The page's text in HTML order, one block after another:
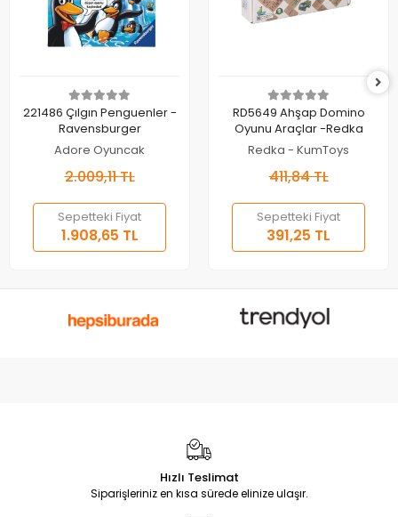
Sepete Ekle
221486 Çılgın Penguenler -
Ravensburger
Adore Oyuncak
2.009,11 TL
Sepetteki Fiyat
1.908,65 TL
Sepete Ekle
RD5649 Ahşap Domino
Oyunu Araçlar -Redka
Redka - KumToys
411,84 TL
Sepetteki Fiyat
391,25 TL
Hızlı Teslimat
Siparişleriniz en kısa sürede elinize ulaşır.